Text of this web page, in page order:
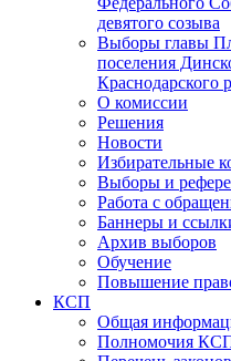
девятого созыва
Выборы главы
поселения
Краснодарского
О комиссии
Решения
Новости
Избирательные
Выборы и
Работа с
Баннеры и
Архив выборов
Обучение
Повышение
КСП
Общая
Полномочия